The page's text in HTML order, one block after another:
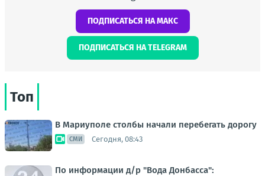
ПОДПИСАТЬСЯ НА МАКС
ПОДПИСАТЬСЯ НА TELEGRAM
Топ
В Мариуполе столбы начали перебегать дорогу
СМИ Сегодня, 08:43
По информации д/р "Вода Донбасса":